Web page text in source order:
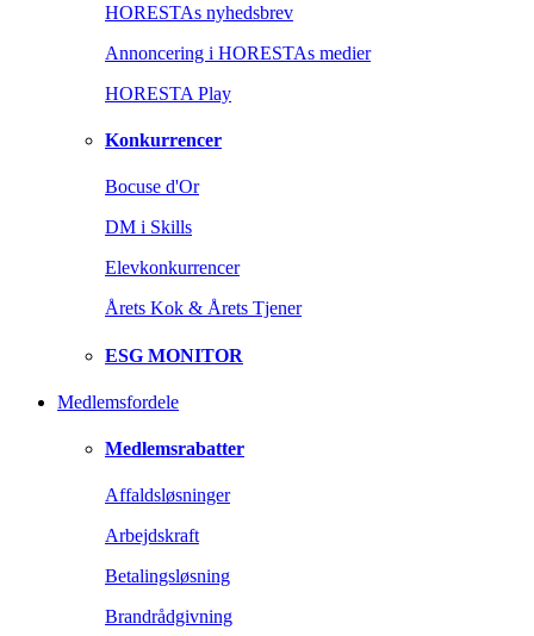
HORESTAs nyhedsbrev
Annoncering i HORESTAs medier
HORESTA Play
Konkurrencer
Bocuse d'Or
DM i Skills
Elevkonkurrencer
Årets Kok & Årets Tjener
ESG MONITOR
Medlemsfordele
Medlemsrabatter
Affaldsløsninger
Arbejdskraft
Betalingsløsning
Brandrådgivning